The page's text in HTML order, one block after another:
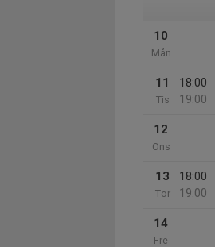
10
Mån
11
Tis
18:00
19:00
12
Ons
13
Tor
18:00
19:00
14
Fre